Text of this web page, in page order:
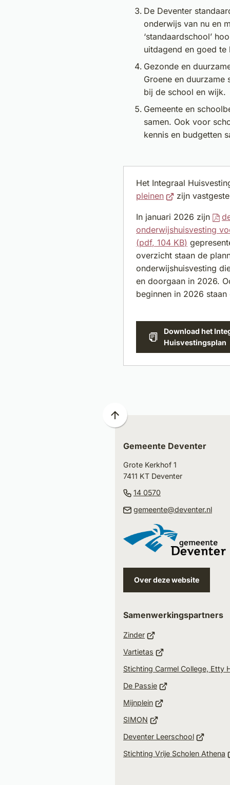
De Deventer
onderwijs van nu en
‘standaardschool’
uitdagend en goed te
Gezonde en
Groene en duurzame
bij de school en wijk.
Gemeente en
samen. Ook voor
kennis en budgetten
Het Integraal
pleinen(Verwijst
een
externe
website)
zijn
In januari 2026 zijn
onderwijshuisvesting
(pdf, 104 KB)
overzicht staan de
onderwijshuisvesting
en doorgaan in 2026.
beginnen in 2026 staan
Download het
Huisvestingsplan
(Verwijst
naar
een
Scroll
boven
het
van
de
paginainhoud
Gemeente Deventer
Grote Kerkhof 1
7411 KT Deventer
14 0570
naar
telefoonnummer)
gemeente@deventer.nl
e-
Over deze website
Samenwerkingspartners
Zinder(Verwijst
naar
een
externe
website)
Vartietas (Verwijst
naar
externe
website)
Stichting Carmel College, Etty
De Passie(Verwijst
naar
een
website)
Mijnplein(Verwijst
naar
een
externe
website)
SIMON (Verwijst
naar
externe
Deventer Leerschool(Verwijst
naar
Stichting Vrije Scholen Athena